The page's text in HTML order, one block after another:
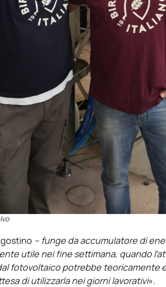
– funge da accumulatore di
utile nei fine settimana, quando
fotovoltaico potrebbe teoricamente
di utilizzarla nei giorni lavorativi».